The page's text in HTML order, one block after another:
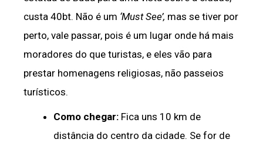
custa 40bt. Não é um ‘Must See’, mas se tiver por
perto, vale passar, pois é um lugar onde há mais
moradores do que turistas, e eles vão para
prestar homenagens religiosas, não passeios
turísticos.
Como chegar: Fica uns 10 km de
distância do centro da cidade. Se for de